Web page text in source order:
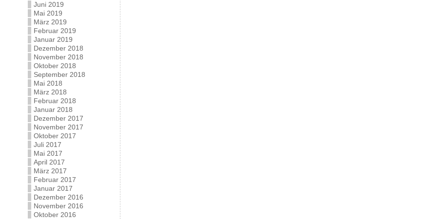
Juni 2019
Mai 2019
März 2019
Februar 2019
Januar 2019
Dezember 2018
November 2018
Oktober 2018
September 2018
Mai 2018
März 2018
Februar 2018
Januar 2018
Dezember 2017
November 2017
Oktober 2017
Juli 2017
Mai 2017
April 2017
März 2017
Februar 2017
Januar 2017
Dezember 2016
November 2016
Oktober 2016